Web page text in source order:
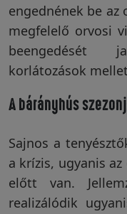
engednének be az
megfelelő orvosi
beengedését
korlátozások
A bárányhús
Sajnos a
a krízis, ugyanis
előtt van.
realizálódik